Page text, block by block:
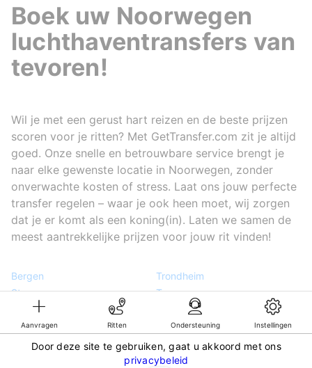
Aanvragen Ritten Ondersteuning Instellingen
Door deze site te gebruiken, gaat u akkoord met ons
privacybeleid
Boek uw Noorwegen
luchthaventransfers van
tevoren!
Wil je met een gerust hart reizen en de beste prijzen
scoren voor je ritten? Met GetTransfer.com zit je altijd
goed. Onze snelle en betrouwbare service brengt je
naar elke gewenste locatie in Noorwegen, zonder
onverwachte kosten of stress. Laat ons jouw perfecte
transfer regelen – waar je ook heen moet, wij zorgen
dat je er komt als een koning(in). Laten we samen de
meest aantrekkelijke prijzen voor jouw rit vinden!
Bergen
Trondheim
Stavanger
Tromsø
Narvik
Oslo
©KG GLOBAL LIMITED. GetTransfer® is trademark of KG GLOBAL LIMITED.